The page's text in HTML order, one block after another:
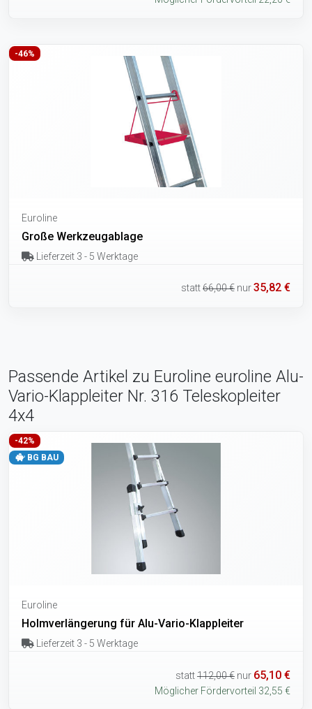
-46%
Euroline
Große Werkzeugablage
Lieferzeit 3 - 5 Werktage
statt66,00 € nur35,82 €
Passende Artikel zu Euroline euroline Alu-
Vario-Klappleiter Nr. 316 Teleskopleiter
4x4
-42%
BG BAU
Euroline
Holmverlängerung für Alu-Vario-Klappleiter
Lieferzeit 3 - 5 Werktage
statt112,00 € nur 65,10 €
Möglicher Fördervorteil 32,55 €